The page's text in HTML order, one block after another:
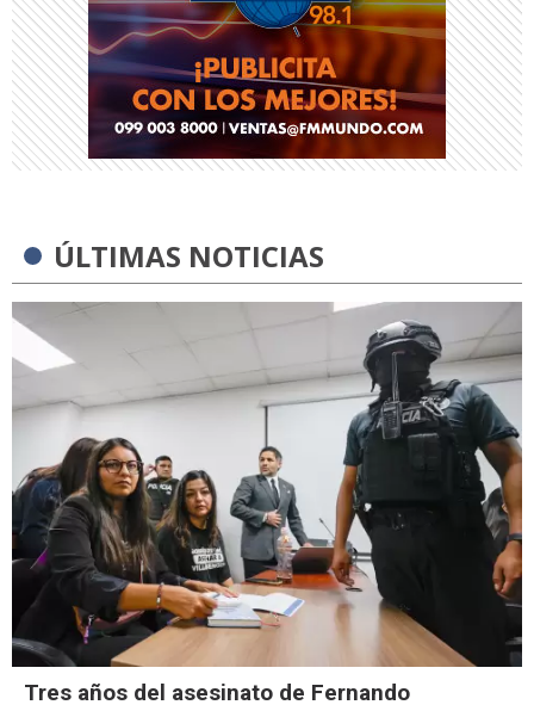
ÚLTIMAS NOTICIAS
Tres años del asesinato de Fernando